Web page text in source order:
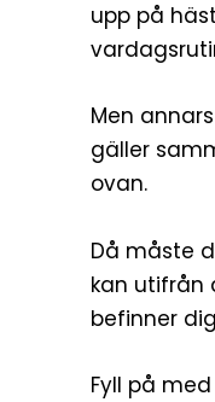
upp på
Men
gäller
ovan.
Då måste
kan utifrån
befinner
Fyll på